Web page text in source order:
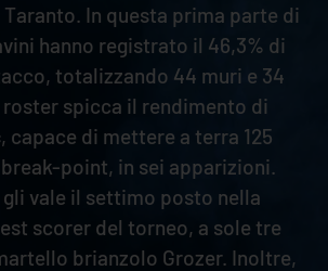
In questa prima parte di
hanno registrato il 46,3% di
totalizzando 44 muri e 34
roster spicca il rendimento di
, capace di mettere a terra 125
point, in sei apparizioni.
vale il settimo posto nella
scorer del torneo, a sole tre
brianzolo Grozer. Inoltre,